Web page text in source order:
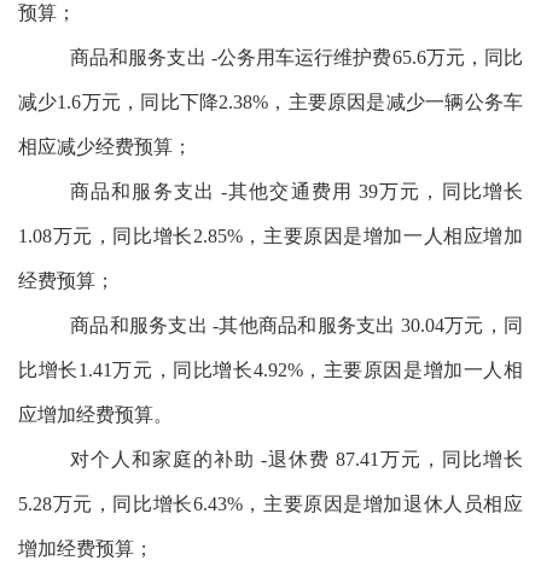
预算；
商品和服务支出 -公务用车运行维护费65.6万元，同比
减少1.6万元，同比下降2.38%，主要原因是减少一辆公务车
相应减少经费预算；
商品和服务支出 -其他交通费用 39万元，同比增长
1.08万元，同比增长2.85%，主要原因是增加一人相应增加
经费预算；
商品和服务支出 -其他商品和服务支出 30.04万元，同
比增长1.41万元，同比增长4.92%，主要原因是增加一人相
应增加经费预算。
对个人和家庭的补助 -退休费 87.41万元，同比增长
5.28万元，同比增长6.43%，主要原因是增加退休人员相应
增加经费预算；